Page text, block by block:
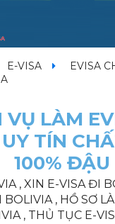
E-VISA
EVISA
VỤ LÀM
TÍN
100% ĐẬU
, XIN E-VISA ĐI
BOLIVIA , HỒ SƠ
, THỦ TỤC E-